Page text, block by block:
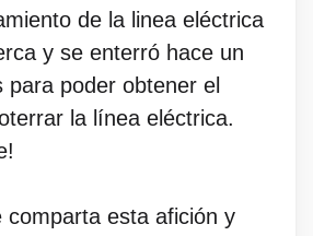
de la linea eléctrica
y se enterró hace un
para poder obtener el
la línea eléctrica.
comparta esta afición y